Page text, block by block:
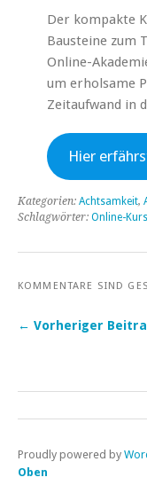
Der kompakte
Bausteine zum
Online-
um erholsame
Zeitaufwand in
Hier
Kategorien: Achtsamkeit,
Schlagwörter: Online-Kurs
KOMMENTARE SIND
← Vorheriger
Proudly powered by
Oben